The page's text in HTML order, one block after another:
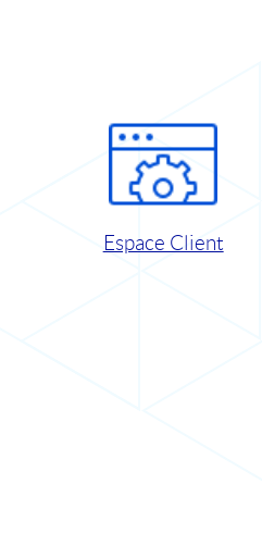
Espace Client